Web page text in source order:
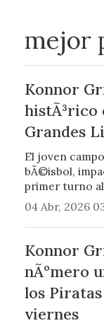
mejor
Konnor
histÃ³rico
Grandes
El joven
bÃ©isbol,
primer turno
04 Abr, 2026
Konnor
nÃºmero
los
viernes